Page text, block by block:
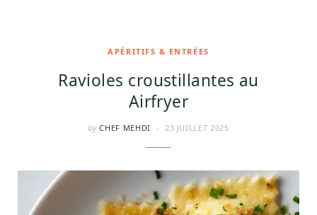
APÉRITIFS & ENTRÉES
Ravioles croustillantes au
Airfryer
by CHEF MEHDI 23 JUILLET 2025